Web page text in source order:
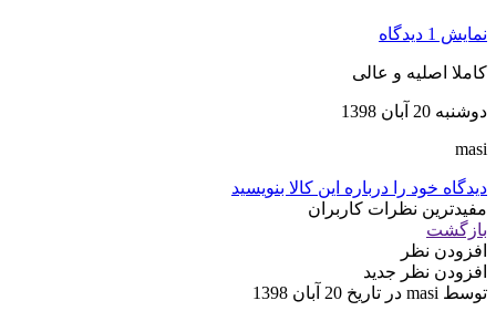
نمایش 1 دیدگاه
کاملا اصلیه و عالی
دوشنبه 20 آبان 1398
masi
دیدگاه خود را درباره این کالا بنویسید
مفیدترین نظرات کاربران
بازگشت
افزودن نظر
افزودن نظر جدید
توسط masi در تاریخ 20 آبان 1398